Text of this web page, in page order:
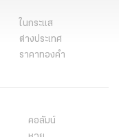
ในกระแส
ต่างประเทศ
ราคาทองคำ
คอลัมน์